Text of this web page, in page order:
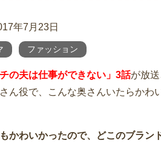
年7月23日
ファッション
チの夫は仕事ができない」3話が放
ん役で、こんな奥さんいたらかわ
かわいかったので、どこのブラン